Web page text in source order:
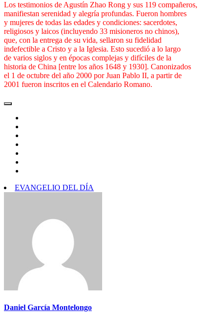
Los testimonios de Agustín Zhao Rong y sus 119 compañeros,
manifiestan serenidad y alegría profundas. Fueron hombres
y mujeres de todas las edades y condiciones: sacerdotes,
religiosos y laicos (incluyendo 33 misioneros no chinos),
que, con la entrega de su vida, sellaron su fidelidad
indefectible a Cristo y a la Iglesia. Esto sucedió a lo largo
de varios siglos y en épocas complejas y difíciles de la
historia de China [entre los años 1648 y 1930]. Canonizados
el 1 de octubre del año 2000 por Juan Pablo II, a partir de
2001 fueron inscritos en el Calendario Romano.
EVANGELIO DEL DÍA
Daniel García Montelongo